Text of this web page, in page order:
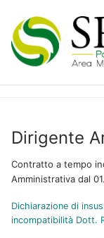
contenuto
Dirigente
Contratto a tempo
Amministrativa dal
Dichiarazione di
incompatibilità Dott.